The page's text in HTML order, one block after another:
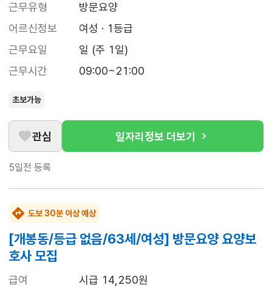
근무유형
방문요양
어르신정보
여성 · 1등급
근무요일
일 (주 1일)
근무시간
09:00~21:00
초보가능
관심 일자리정보 더보기
5일전 등록
도보 30분 이상 예상
[개봉동/등급 없음/63세/여성] 방문요양 요양보
호사 모집
급여
시급 14,250원